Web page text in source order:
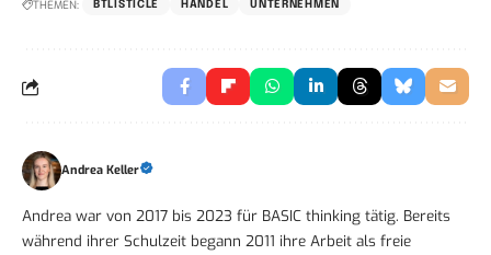
THEMEN: BTLISTICLE HANDEL UNTERNEHMEN
Andrea Keller
Andrea war von 2017 bis 2023 für BASIC thinking tätig. Bereits
während ihrer Schulzeit begann 2011 ihre Arbeit als freie